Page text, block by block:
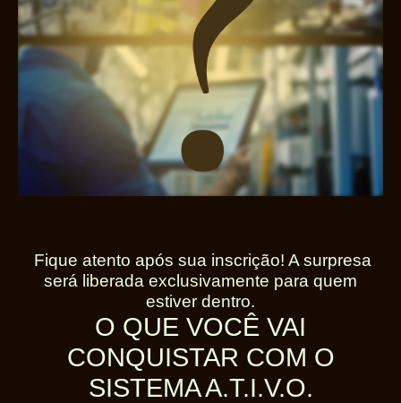
Fique atento após sua inscrição! A surpresa
será liberada exclusivamente para quem
estiver dentro.
O QUE VOCÊ VAI
CONQUISTAR COM O
SISTEMA A.T.I.V.O.